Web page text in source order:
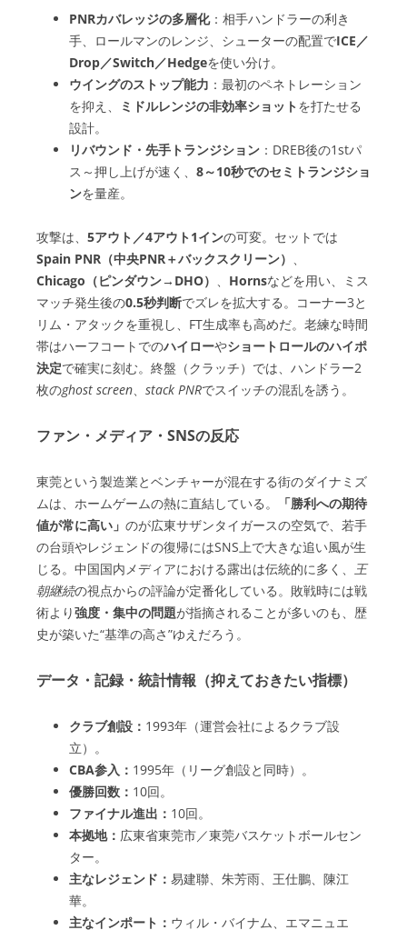
PNRカバレッジの多層化：相手ハンドラーの利き
手、ロールマンのレンジ、シューターの配置でICE／
Drop／Switch／Hedgeを使い分け。
ウイングのストップ能力 ：最初のペネトレーション
を抑え、
ミドルレンジの非効率ショット を打たせる
設計。
リバウンド・先手トランジション ：DREB後の1stパ
ス～押し上げが速く、 8～10秒でのセミトランジショ
ンを量産。
攻撃は、 5アウト／4アウト1インの可変。セットでは
Spain PNR（中央PNR＋バックスクリーン） 、
Chicago（ピンダウン→DHO） 、 Hornsなどを用い、ミス
マッチ発生後の0.5秒判断でズレを拡大する。コーナー3と
リム・アタックを重視し、FT生成率も高めだ。老練な時間
帯はハーフコートでのハイローやショートロールのハイポ
決定で確実に刻む。終盤（クラッチ）では、ハンドラー2
枚のghost screen、 stack PNRでスイッチの混乱を誘う。
ファン・メディア・SNSの反応
東莞という製造業とベンチャーが混在する街のダイナミズ
ムは、ホームゲームの熱に直結している。
「勝利への期待
値が常に高い」 のが広東サザンタイガースの空気で、若手
の台頭やレジェンドの復帰にはSNS上で大きな追い風が生
じる。中国国内メディアにおける露出は伝統的に多く、 王
朝継続の視点からの評論が定番化している。敗戦時には戦
術より強度・集中の問題が指摘されることが多いのも、歴
史が築いた“基準の高さ”ゆえだろう。
データ・記録・統計情報（抑えておきたい指標）
クラブ創設： 1993年（運営会社によるクラブ設
立）。
CBA参入： 1995年（リーグ創設と同時）。
優勝回数： 10回。
ファイナル進出： 10回。
本拠地： 広東省東莞市／東莞バスケットボールセン
ター。
主なレジェンド： 易建聯、朱芳雨、王仕鵬、陳江
華。
主なインポート： ウィル・バイナム、エマニュエ